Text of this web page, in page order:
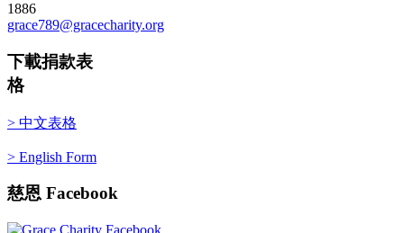
1886
grace789@gracecharity.org
下載捐款表
格
> 中文表格
> English Form
慈恩 Facebook